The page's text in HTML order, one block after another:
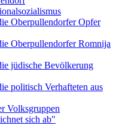
Oberpullendorfer Opfer
Oberpullendorfer Romnija
jüdische Bevölkerung
politisch Verhafteten aus
Volksgruppen
sich ab"